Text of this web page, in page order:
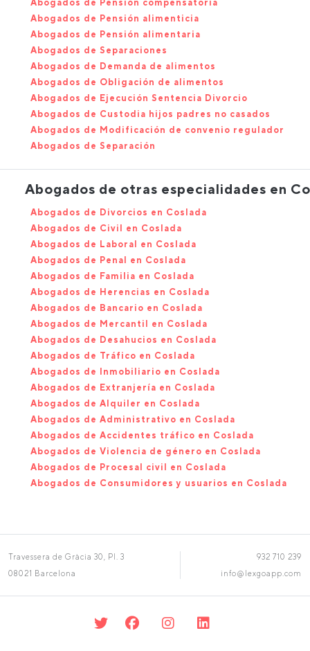
Abogados de Pensión compensatoria
Abogados de Pensión alimenticia
Abogados de Pensión alimentaria
Abogados de Separaciones
Abogados de Demanda de alimentos
Abogados de Obligación de alimentos
Abogados de Ejecución Sentencia Divorcio
Abogados de Custodia hijos padres no casados
Abogados de Modificación de convenio regulador
Abogados de Separación
Abogados de otras especialidades en
Abogados de Divorcios en Coslada
Abogados de Civil en Coslada
Abogados de Laboral en Coslada
Abogados de Penal en Coslada
Abogados de Familia en Coslada
Abogados de Herencias en Coslada
Abogados de Bancario en Coslada
Abogados de Mercantil en Coslada
Abogados de Desahucios en Coslada
Abogados de Tráfico en Coslada
Abogados de Inmobiliario en Coslada
Abogados de Extranjería en Coslada
Abogados de Alquiler en Coslada
Abogados de Administrativo en Coslada
Abogados de Accidentes tráfico en Coslada
Abogados de Violencia de género en Coslada
Abogados de Procesal civil en Coslada
Abogados de Consumidores y usuarios en Coslada
Travessera de Gràcia 30, Pl. 3
08021 Barcelona
932 710 239
info@lexgoapp.com